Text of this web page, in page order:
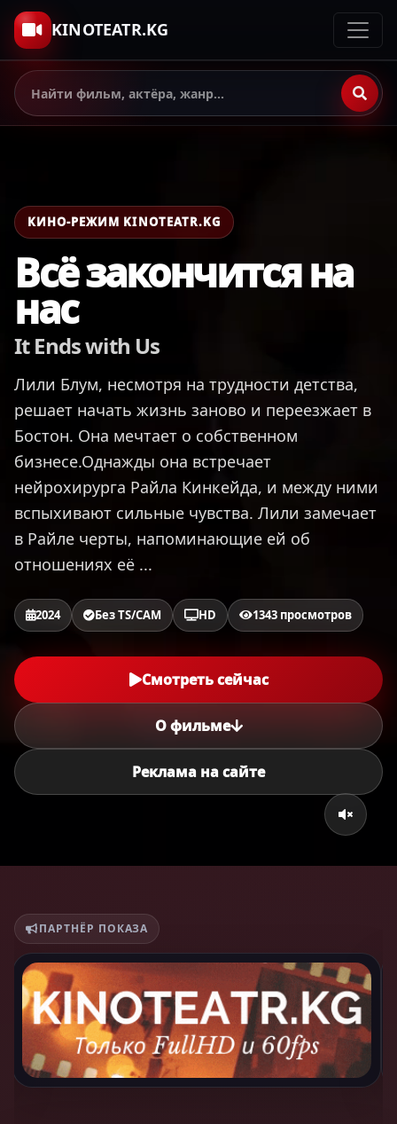
KINOTEATR.KG
КИНО-РЕЖИМ KINOTEATR.KG
Всё закончится на
нас
It Ends with Us
Лили Блум, несмотря на трудности детства,
решает начать жизнь заново и переезжает в
Бостон. Она мечтает о собственном
бизнесе.Однажды она встречает
нейрохирурга Райла Кинкейда, и между ними
вспыхивают сильные чувства. Лили замечает
в Райле черты, напоминающие ей об
отношениях её ...
2024 Без TS/CAM HD 1343 просмотров
Смотреть сейчас
О фильме
Реклама на сайте
ПАРТНЁР ПОКАЗА